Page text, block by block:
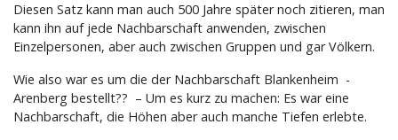
Diesen Satz kann man auch 500 Jahre später noch zitieren, man
kann ihn auf jede Nachbarschaft anwenden, zwischen
Einzelpersonen, aber auch zwischen Gruppen und gar Völkern.
Wie also war es um die der Nachbarschaft Blankenheim -
Arenberg bestellt?? – Um es kurz zu machen: Es war eine
Nachbarschaft, die Höhen aber auch manche Tiefen erlebte.